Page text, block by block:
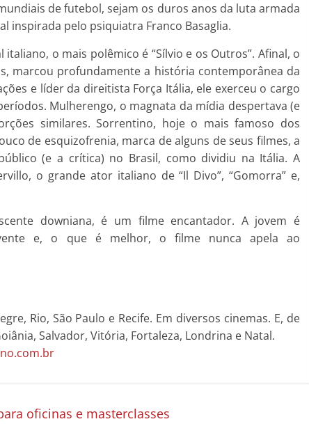
de futebol, sejam os duros anos da luta armada
inspirada pelo psiquiatra Franco Basaglia.
o mais polêmico é “Sílvio e os Outros”. Afinal, o
marcou profundamente a história contemporânea da
e líder da direitista Força Itália, ele exerceu o cargo
Mulherengo, o magnata da mídia despertava (e
similares. Sorrentino, hoje o mais famoso dos
de esquizofrenia, marca de alguns de seus filmes, a
(e a crítica) no Brasil, como dividiu na Itália. A
o grande ator italiano de “Il Divo”, “Gomorra” e,
downiana, é um filme encantador. A jovem é
e, o que é melhor, o filme nunca apela ao
Rio, São Paulo e Recife. Em diversos cinemas. E, de
Salvador, Vitória, Fortaleza, Londrina e Natal.
oficinas e masterclasses